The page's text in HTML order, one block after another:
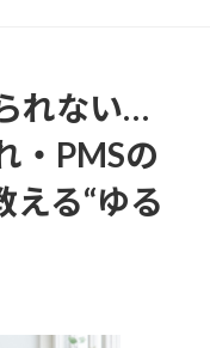
れない…
・PMSの
える“ゆる